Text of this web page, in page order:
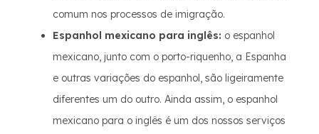
comum nos processos de imigração.
Espanhol mexicano para inglês: o espanhol
mexicano, junto com o porto-riquenho, a Espanha
e outras variações do espanhol, são ligeiramente
diferentes um do outro. Ainda assim, o espanhol
mexicano para o inglês é um dos nossos serviços